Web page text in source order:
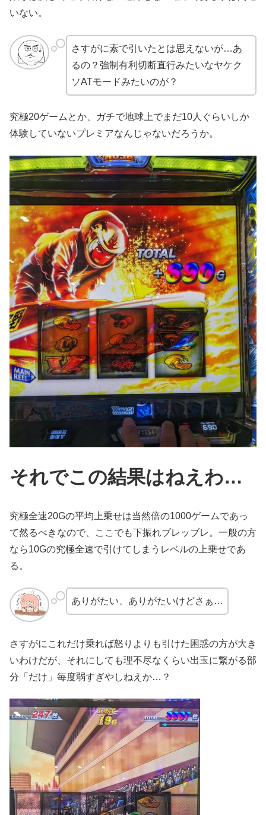
いない。
さすがに素で引いたとは思えないが…あ
るの？強制有利切断直行みたいなヤケク
ソATモードみたいのが？
究極20ゲームとか、ガチで地球上でまだ10人ぐらいしか
体験していないプレミアなんじゃないだろうか。
それでこの結果はねえわ…
究極全速20Gの平均上乗せは当然倍の1000ゲームであっ
て然るべきなので、ここでも下振れブレッブレ。一般の方
なら10Gの究極全速で引けてしまうレベルの上乗せであ
る。
ありがたい、ありがたいけどさぁ…
さすがにこれだけ乗れば怒りよりも引けた困惑の方が大き
いわけだが、それにしても理不尽なくらい出玉に繋がる部
分「だけ」毎度弱すぎやしねえか…？